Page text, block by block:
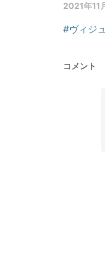
2021年11
#ヴィジ
コメント